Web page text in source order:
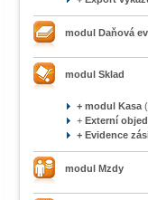
modul Daňová
modul Sklad
+ modul Kasa
+ Externí
+ Evidence
modul Mzdy